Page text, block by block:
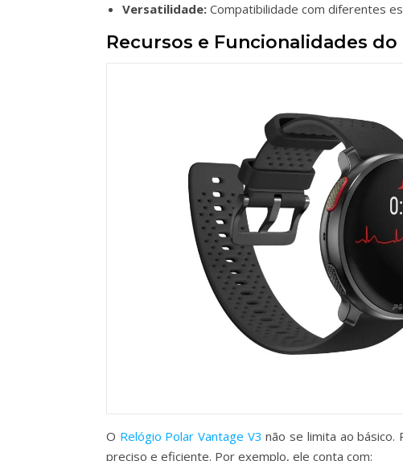
Versatilidade: Compatibilidade com diferentes
Recursos e Funcionalidades do
O Relógio Polar Vantage V3 não se limita ao básico.
preciso e eficiente. Por exemplo, ele conta com: